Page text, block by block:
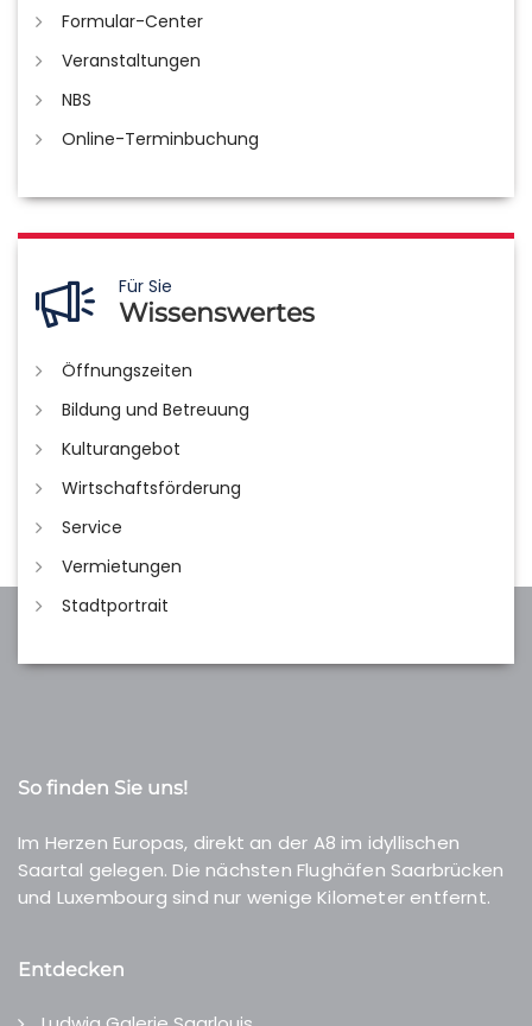
Formular-Center
Veranstaltungen
NBS
Online-Terminbuchung
Für Sie
Wissenswertes
Öffnungszeiten
Bildung und Betreuung
Kulturangebot
Wirtschaftsförderung
Service
Vermietungen
Stadtportrait
So finden Sie uns!
Im Herzen Europas, direkt an der A8 im idyllischen
Saartal gelegen. Die nächsten Flughäfen Saarbrücken
und Luxembourg sind nur wenige Kilometer entfernt.
Entdecken